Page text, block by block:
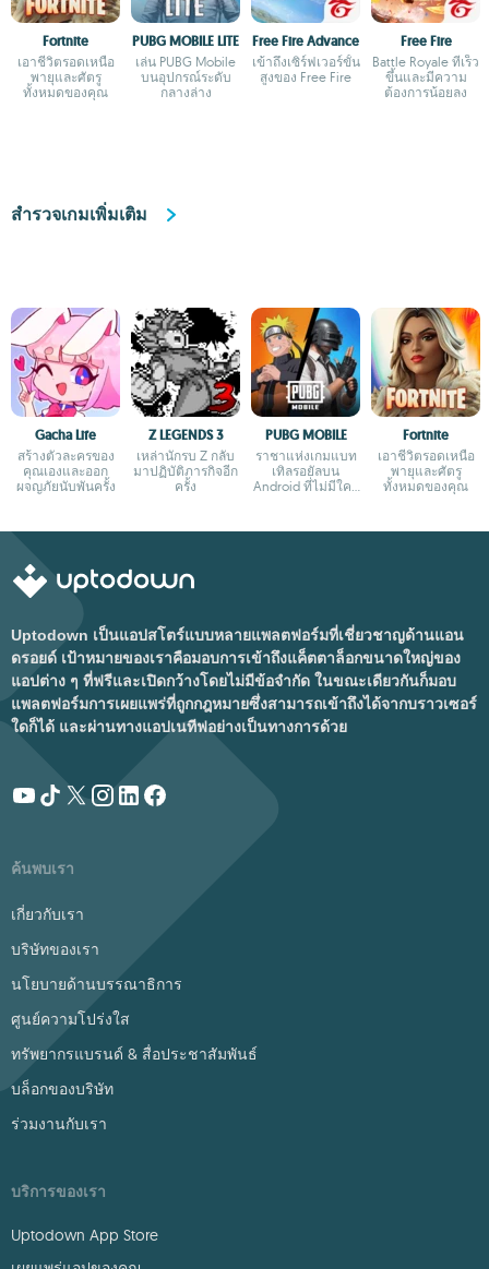
Fortnite
เอาชีวิตรอดเหนือ
พายุและศัตรู
ทั้งหมดของคุณ
PUBG MOBILE LITE
เล่น PUBG Mobile
บนอุปกรณ์ระดับ
กลางล่าง
Free Fire Advance
เข้าถึงเซิร์ฟเวอร์ขั้น
สูงของ Free Fire
Free Fire
Battle Royale ที่เร็ว
ขึ้นและมีความ
ต้องการน้อยลง
สำรวจเกมเพิ่มเติม
Gacha Life
สร้างตัวละครของ
คุณเองและออก
ผจญภัยนับพันครั้ง
Z LEGENDS 3
เหล่านักรบ Z กลับ
มาปฏิบัติภารกิจอีก
ครั้ง
PUBG MOBILE
ราชาแห่งเกมแบท
เทิลรอยัลบน
Android ที่ไม่มีใคร
Fortnite
เอาชีวิตรอดเหนือ
พายุและศัตรู
ทั้งหมดของคุณ
Uptodown เป็นแอปสโตร์แบบหลายแพลตฟอร์มที่เชี่ยวชาญด้านแอน
ดรอยด์ เป้าหมายของเราคือมอบการเข้าถึงแค็ตตาล็อกขนาดใหญ่ของ
แอปต่าง ๆ ที่ฟรีและเปิดกว้างโดยไม่มีข้อจำกัด ในขณะเดียวกันก็มอบ
แพลตฟอร์มการเผยแพร่ที่ถูกกฎหมายซึ่งสามารถเข้าถึงได้จากบราวเซอร์
ใดก็ได้ และผ่านทางแอปเนทีฟอย่างเป็นทางการด้วย
ค้นพบเรา
เกี่ยวกับเรา
บริษัทของเรา
นโยบายด้านบรรณาธิการ
ศูนย์ความโปร่งใส
ทรัพยากรแบรนด์ & สื่อประชาสัมพันธ์
บล็อกของบริษัท
ร่วมงานกับเรา
บริการของเรา
Uptodown App Store